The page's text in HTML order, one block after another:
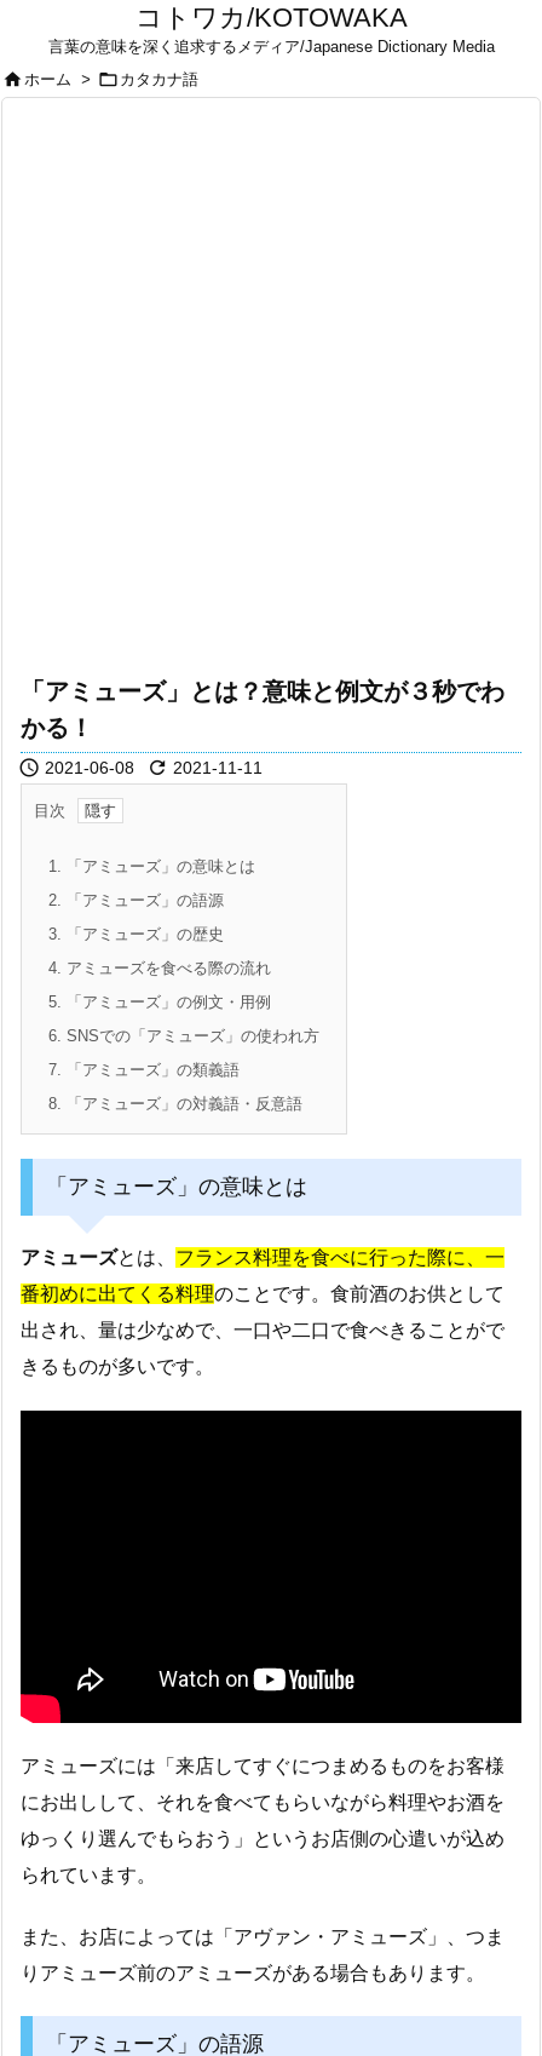
コトワカ/KOTOWAKA
言葉の意味を深く追求するメディア/Japanese Dictionary Media
ホーム >  カタカナ語
「アミューズ」とは？意味と例文が３秒でわ
かる！
 2021-06-08  2021-11-11
目次
1. 「アミューズ」の意味とは
2. 「アミューズ」の語源
3. 「アミューズ」の歴史
4. アミューズを食べる際の流れ
5. 「アミューズ」の例文・用例
6. SNSでの「アミューズ」の使われ方
7. 「アミューズ」の類義語
8. 「アミューズ」の対義語・反意語
「アミューズ」の意味とは
アミューズとは、 フランス料理を食べに行った際に、一
番初めに出てくる料理のことです。食前酒のお供として
出され、量は少なめで、一口や二口で食べきることがで
きるものが多いです。
アミューズには「来店してすぐにつまめるものをお客様
にお出しして、それを食べてもらいながら料理やお酒を
ゆっくり選んでもらおう」というお店側の心遣いが込め
られています。
また、お店によっては「アヴァン・アミューズ」、つま
りアミューズ前のアミューズがある場合もあります。
「アミューズ」の語源